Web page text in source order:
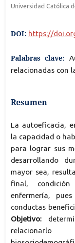
Universidad Católica
DOI: https://
Palabras clave:
relacionadas con
Resumen
La autoeficacia,
la capacidad o
para lograr sus
desarrollando
mayor sea,
final,
enfermería,
conductas
Objetivo: